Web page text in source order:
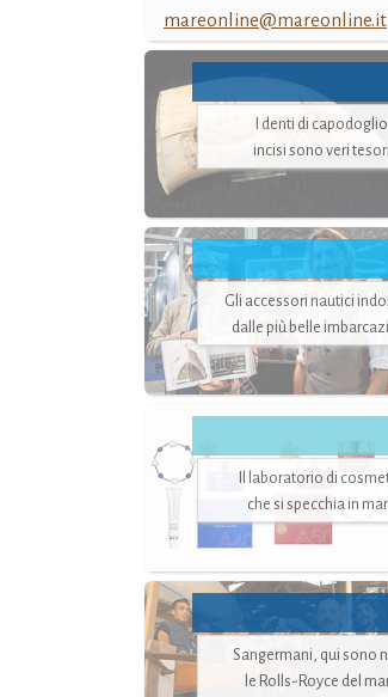
mareonline@mareonline.it
I denti di capodoglio
incisi sono veri tesori
Gli accessori nautici
dalle più belle
Il laboratorio di
che si specchia in
Sangermani, qui sono
le Rolls-Royce del